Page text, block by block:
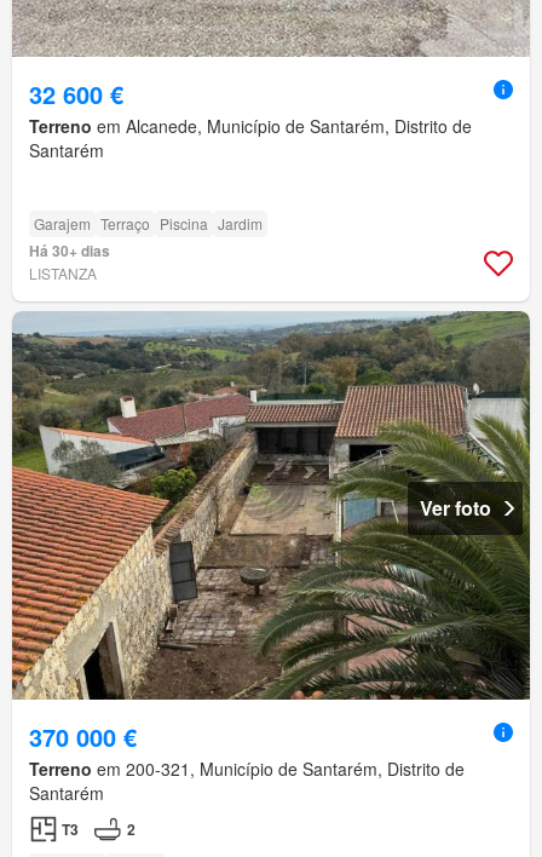
32 600 €
Terreno em Alcanede, Município de Santarém, Distrito de
Santarém
Garajem Terraço Piscina Jardim
Há 30+ dias
LISTANZA
Ver foto
370 000 €
Terreno em 200-321, Município de Santarém, Distrito de
Santarém
T3 2